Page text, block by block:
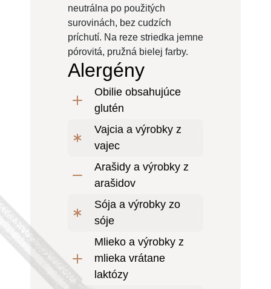
neutrálna po použitých
surovinách, bez cudzích
príchutí. Na reze striedka jemne
pórovitá, pružná bielej farby.
Alergény
Obilie obsahujúce
glutén
Vajcia a výrobky z
vajec
Arašidy a výrobky z
arašidov
Sója a výrobky zo
sóje
Mlieko a výrobky z
mlieka vrátane
laktózy